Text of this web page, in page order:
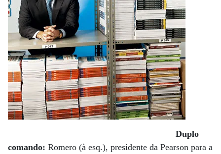
Duplo
comando: Romero (à esq.), presidente da Pearson para a